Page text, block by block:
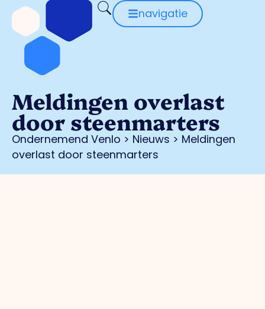
navigatie
Meldingen overlast
door steenmarters
Ondernemend Venlo > Nieuws > Meldingen
overlast door steenmarters